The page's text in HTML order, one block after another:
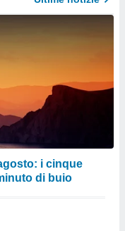
i cinque
di buio